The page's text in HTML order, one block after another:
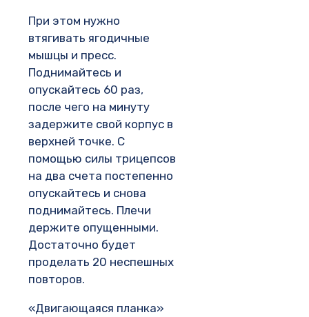
При этом нужно
втягивать ягодичные
мышцы и пресс.
Поднимайтесь и
опускайтесь 60 раз,
после чего на минуту
задержите свой корпус в
верхней точке. С
помощью силы трицепсов
на два счета постепенно
опускайтесь и снова
поднимайтесь. Плечи
держите опущенными.
Достаточно будет
проделать 20 неспешных
повторов.
«Двигающаяся планка»